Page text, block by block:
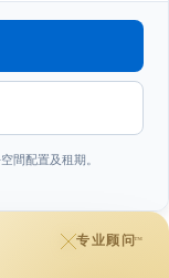
間配置及租期。
专业顾问™